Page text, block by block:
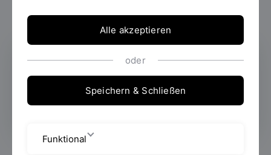
Lehre
Alle akzeptieren
oder
Speichern & Schließen
Funktional